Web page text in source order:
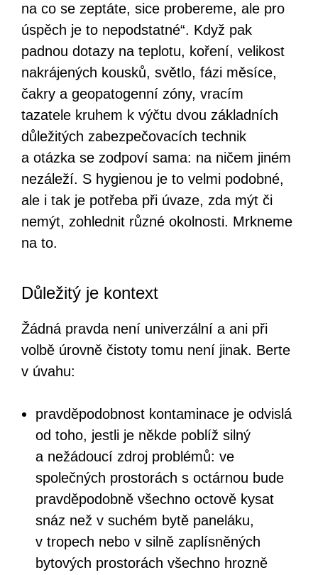
na co se zeptáte, sice probereme, ale pro
úspěch je to nepodstatné“. Když pak
padnou dotazy na teplotu, koření, velikost
nakrájených kousků, světlo, fázi měsíce,
čakry a geopatogenní zóny, vracím
tazatele kruhem k výčtu dvou základních
důležitých zabezpečovacích technik
a otázka se zodpoví sama: na ničem jiném
nezáleží. S hygienou je to velmi podobné,
ale i tak je potřeba při úvaze, zda mýt či
nemýt, zohlednit různé okolnosti. Mrkneme
na to.
Důležitý je kontext
Žádná pravda není univerzální a ani při
volbě úrovně čistoty tomu není jinak. Berte
v úvahu:
pravděpodobnost kontaminace je odvislá
od toho, jestli je někde poblíž silný
a nežádoucí zdroj problémů: ve
společných prostorách s octárnou bude
pravděpodobně všechno octově kysat
snáz než v suchém bytě paneláku,
v tropech nebo v silně zaplísněných
bytových prostorách všechno hrozně